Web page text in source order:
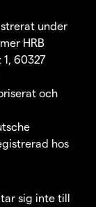
under
HRB
60327
och
hos
sig inte till